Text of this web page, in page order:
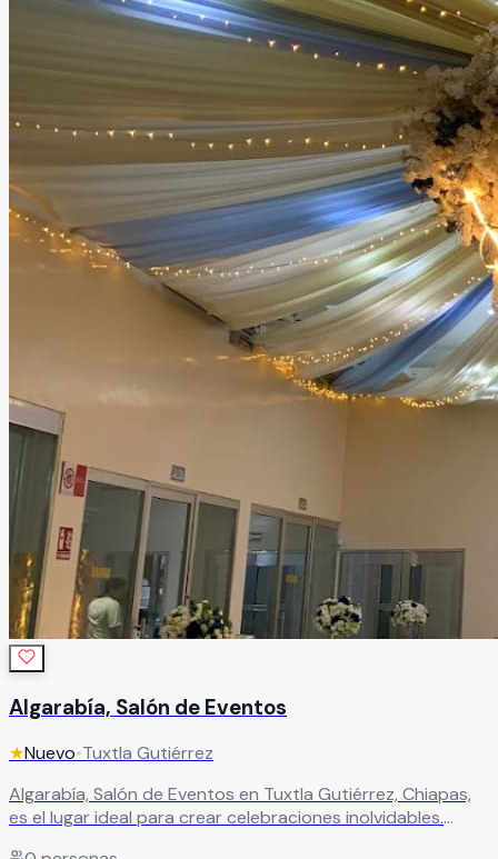
Algarabía, Salón de Eventos
★Nuevo•Tuxtla Gutiérrez
Algarabía, Salón de Eventos en Tuxtla Gutiérrez, Chiapas,
es el lugar ideal para crear celebraciones inolvidables.